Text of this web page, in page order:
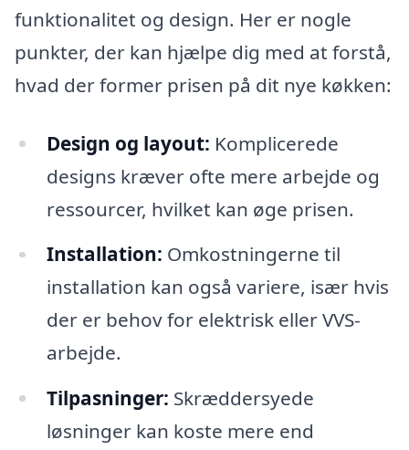
funktionalitet og design. Her er nogle
punkter, der kan hjælpe dig med at forstå,
hvad der former prisen på dit nye køkken:
Design og layout: Komplicerede
designs kræver ofte mere arbejde og
ressourcer, hvilket kan øge prisen.
Installation: Omkostningerne til
installation kan også variere, især hvis
der er behov for elektrisk eller VVS-
arbejde.
Tilpasninger: Skræddersyede
løsninger kan koste mere end